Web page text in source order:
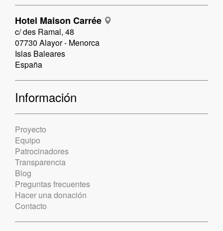
Hotel Maison Carrée
c/ des Ramal, 48
07730 Alayor - Menorca
Islas Baleares
España
Información
Proyecto
Equipo
Patrocinadores
Transparencia
Blog
Preguntas frecuentes
Hacer una donación
Contacto